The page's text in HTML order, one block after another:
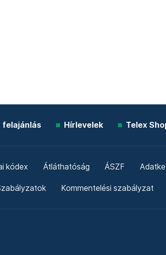
felajánlás Hírlevelek Telex
kódex Átláthatóság ÁSZF
Kommentelési szabályzat